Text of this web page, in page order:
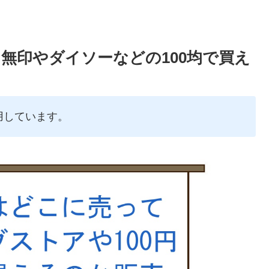
印やダイソーなどの100均で買え
ています。